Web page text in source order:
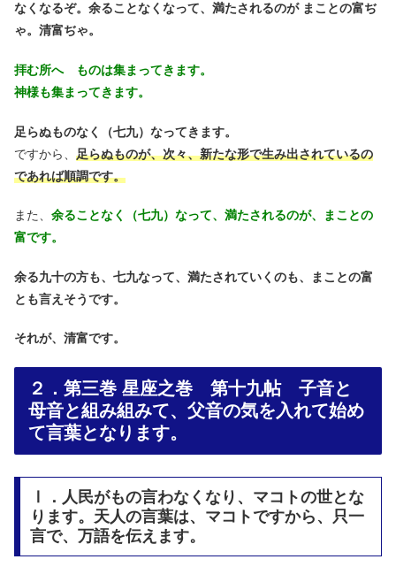
なくなるぞ。余ることなくなって、満たされるのが まことの富ぢ
ゃ。清富ぢゃ。
拝む所へ ものは集まってきます。
神様も集まってきます。
足らぬものなく（七九）なってきます。
ですから、 足らぬものが、次々、新たな形で生み出されているの
であれば順調です。
また、 余ることなく（七九）なって、満たされるのが、まことの
富です。
余る九十の方も、七九なって、満たされていくのも、まことの富
とも言えそうです。
それが、清富です。
２．第三巻 星座之巻 第十九帖 子音と
母音と組み組みて、父音の気を入れて始め
て言葉となります。
Ⅰ．人民がもの言わなくなり、マコトの世とな
ります。天人の言葉は、マコトですから、只一
言で、万語を伝えます。